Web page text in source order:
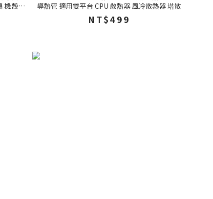
機殼風
導熱管 適用雙平台 CPU 散熱器 風冷散熱器 塔散
NT$499